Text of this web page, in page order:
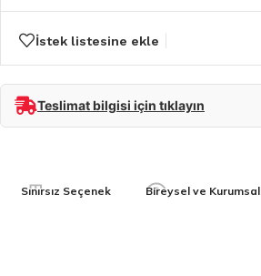
İstek listesine ekle
Teslimat bilgisi için tıklayın
Sınırsız Seçenek Bireysel ve Kurumsal